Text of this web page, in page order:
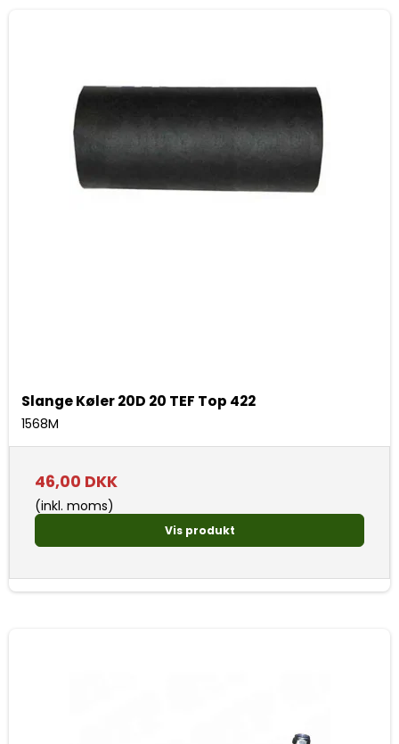
Slange Køler 20D 20 TEF Top 422
1568M
46,00 DKK
(inkl. moms)
Vis produkt